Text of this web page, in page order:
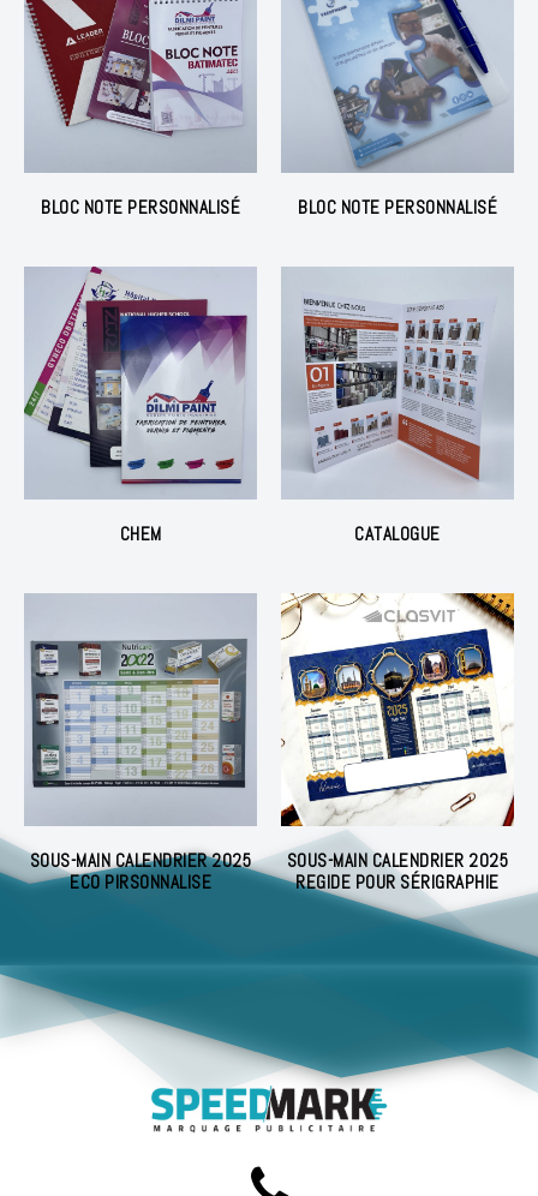
BLOC NOTE PERSONNALISÉ BLOC NOTE PERSONNALISÉ
CHEM CATALOGUE
SOUS-MAIN CALENDRIER 2025
ECO PIRSONNALISE
SOUS-MAIN CALENDRIER 2025
REGIDE POUR SÉRIGRAPHIE